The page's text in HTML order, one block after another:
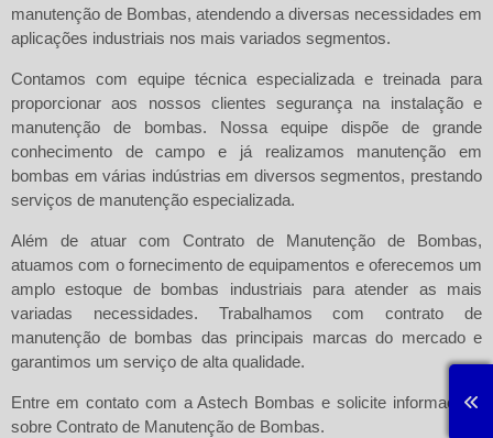
manutenção de Bombas, atendendo a diversas necessidades em
aplicações industriais nos mais variados segmentos.
Contamos com equipe técnica especializada e treinada para
proporcionar aos nossos clientes segurança na instalação e
manutenção de bombas. Nossa equipe dispõe de grande
conhecimento de campo e já realizamos manutenção em
bombas em várias indústrias em diversos segmentos, prestando
serviços de manutenção especializada.
Além de atuar com Contrato de Manutenção de Bombas,
atuamos com o fornecimento de equipamentos e oferecemos um
amplo estoque de bombas industriais para atender as mais
variadas necessidades. Trabalhamos com contrato de
manutenção de bombas das principais marcas do mercado e
garantimos um serviço de alta qualidade.
Entre em contato com aAstech Bombas e solicite informações
sobre Contrato de Manutenção de Bombas.